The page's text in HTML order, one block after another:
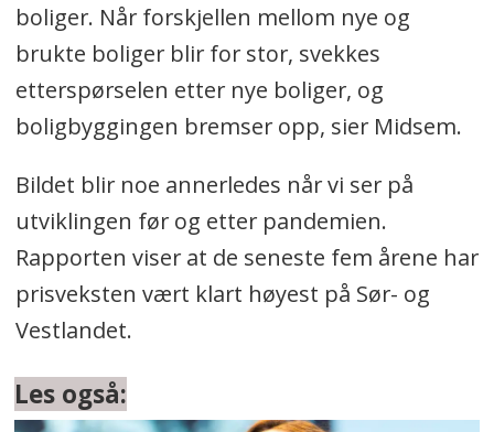
boliger. Når forskjellen mellom nye og
brukte boliger blir for stor, svekkes
etterspørselen etter nye boliger, og
boligbyggingen bremser opp, sier Midsem.
Bildet blir noe annerledes når vi ser på
utviklingen før og etter pandemien.
Rapporten viser at de seneste fem årene har
prisveksten vært klart høyest på Sør- og
Vestlandet.
Les også: